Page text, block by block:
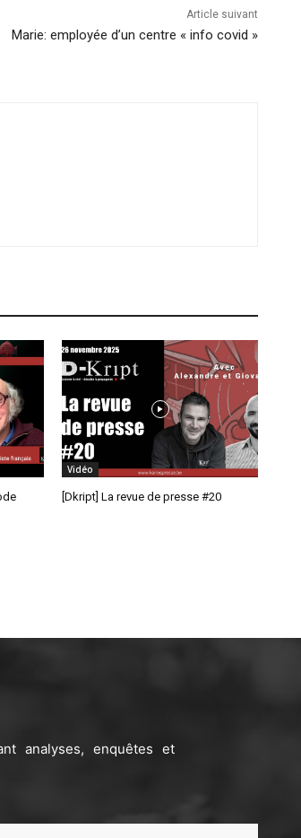
Article suivant
Marie: employée d’un centre « info covid »
Vidéo
[Dkript] La revue de presse #20
analyses, enquêtes et